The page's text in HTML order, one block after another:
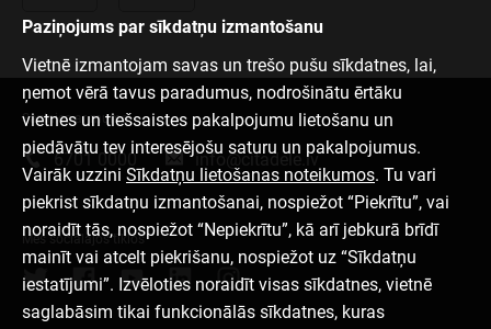
Paziņojums par sīkdatņu izmantošanu
Vietnē izmantojam savas un trešo pušu sīkdatnes, lai,
ņemot vērā tavus paradumus, nodrošinātu ērtāku
vietnes un tiešsaistes pakalpojumu lietošanu un
piedāvātu tev interesējošu saturu un pakalpojumus.
Vairāk uzzini Sīkdatņu lietošanas noteikumos. Tu vari
piekrist sīkdatņu izmantošanai, nospiežot “Piekrītu”, vai
noraidīt tās, nospiežot “Nepiekrītu”, kā arī jebkurā brīdī
mainīt vai atcelt piekrišanu, nospiežot uz “Sīkdatņu
iestatījumi”. Izvēloties noraidīt visas sīkdatnes, vietnē
saglabāsim tikai funkcionālās sīkdatnes, kuras
Sazinies ar mums
6701 0000 info@citadele.lv
Mēs sociālajos tīklos